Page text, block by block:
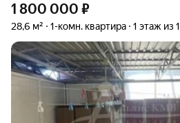
1 800 000 ₽
28,6 м² 1-комн. квартира 1 этаж из 1